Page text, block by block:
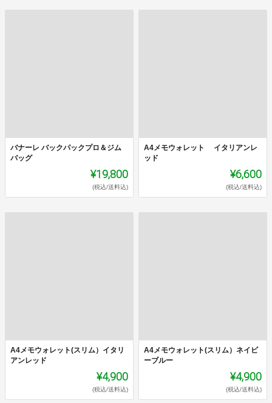
バナーレ バックパックプロ＆ジム
バッグ
¥19,800
(税込/送料込)
A4メモウォレット イタリアンレ
ッド
¥6,600
(税込/送料込)
A4メモウォレット(スリム）イタリ
アンレッド
¥4,900
(税込/送料込)
A4メモウォレット(スリム）ネイビ
ーブルー
¥4,900
(税込/送料込)